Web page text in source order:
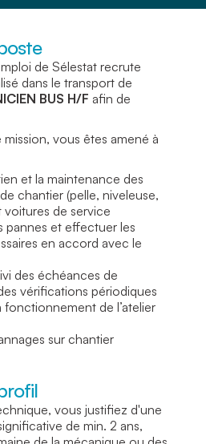
de Sélestat recrute
dans le transport de
BUS H/F afin de
vous êtes amené à
et la maintenance des
chantier (pelle, niveleuse,
de service
pannes et effectuer les
en accord avec le
des échéances de
vérifications périodiques
fonctionnement de l’atelier
sur chantier
vous justifiez d'une
de min. 2 ans,